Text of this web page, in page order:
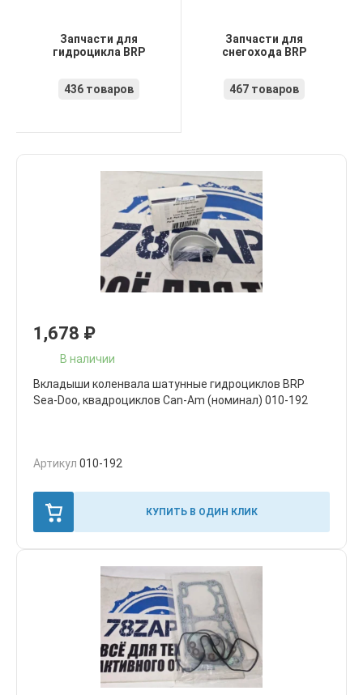
Запчасти для
гидроцикла BRP
436 товаров
Запчасти для
снегохода BRP
467 товаров
1,678 ₽
В наличии
Вкладыши коленвала шатунные гидроциклов BRP
Sea-Doo, квадроциклов Can-Am (номинал) 010-192
Артикул 010-192
КУПИТЬ В ОДИН КЛИК